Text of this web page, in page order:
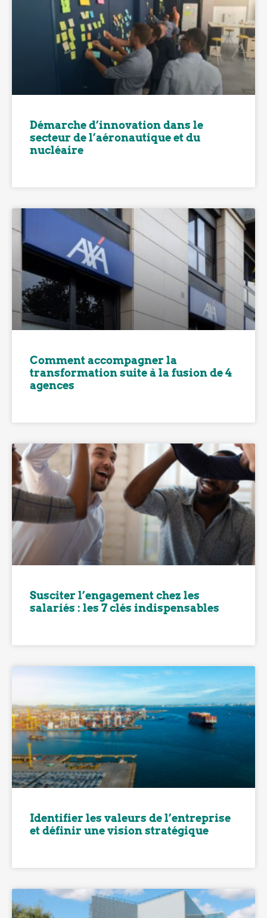
Démarche d’innovation dans le
secteur de l’aéronautique et du
nucléaire
Comment accompagner la
transformation suite à la fusion de 4
agences
Susciter l’engagement chez les
salariés : les 7 clés indispensables
Identifier les valeurs de l’entreprise
et définir une vision stratégique